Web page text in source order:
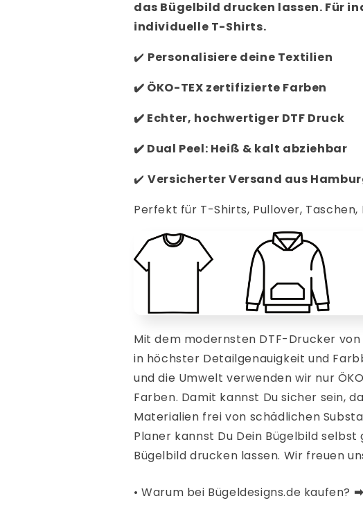
das Bügelbild drucken lassen. Für
individuelle T-Shirts.
✔️ Personalisiere deine Textilien
✔️ ÖKO-TEX zertifizierte Farben
✔️ Echter, hochwertiger DTF Druck
✔️ Dual Peel: Heiß & kalt abziehbar
✔️ Versicherter Versand aus
Perfekt für T-Shirts, Pullover, Taschen,
Mit dem modernsten DTF-Drucker
in höchster Detailgenauigkeit und
und die Umwelt verwenden wir nur
Farben. Damit kannst Du sicher sein,
Materialien frei von schädlichen
Planer kannst Du Dein Bügelbild
Bügelbild drucken lassen. Wir freuen
• Warum bei Bügeldesigns.de kaufen? ➡︎